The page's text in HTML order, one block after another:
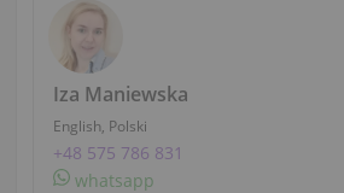
Iza Maniewska
English, Polski
+48 575 786 831
whatsapp